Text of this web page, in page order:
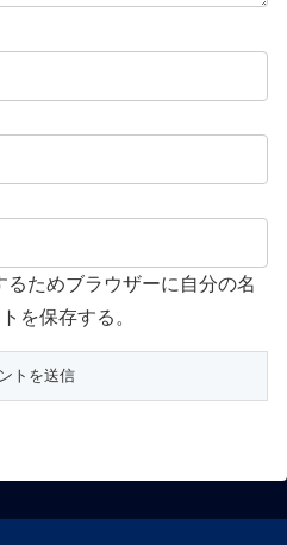
ためブラウザーに自分の名
を保存する。